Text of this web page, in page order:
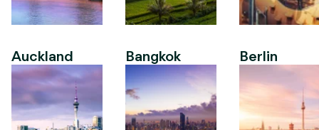
Auckland Bangkok Berlin